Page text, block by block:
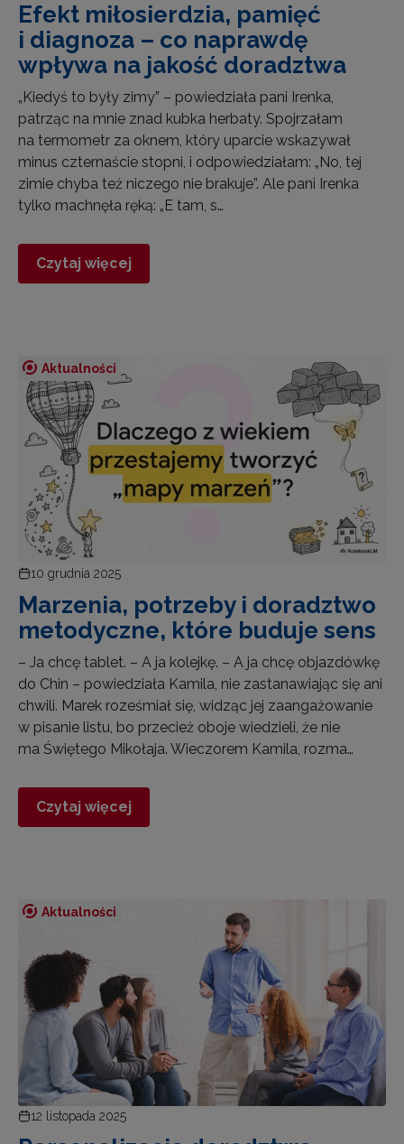
Efekt miłosierdzia, pamięć
i diagnoza – co naprawdę
wpływa na jakość doradztwa
„Kiedyś to były zimy” – powiedziała pani Irenka,
patrząc na mnie znad kubka herbaty. Spojrzałam
na termometr za oknem, który uparcie wskazywał
minus czternaście stopni, i odpowiedziałam: „No, tej
zimie chyba też niczego nie brakuje”. Ale pani Irenka
tylko machnęła ręką: „E tam, s…
Czytaj więcej
Aktualności
10 grudnia 2025
Marzenia, potrzeby i doradztwo
metodyczne, które buduje sens
– Ja chcę tablet. – A ja kolejkę. – A ja chcę objazdówkę
do Chin – powiedziała Kamila, nie zastanawiając się ani
chwili. Marek roześmiał się, widząc jej zaangażowanie
w pisanie listu, bo przecież oboje wiedzieli, że nie
ma Świętego Mikołaja. Wieczorem Kamila, rozma…
Czytaj więcej
Aktualności
12 listopada 2025